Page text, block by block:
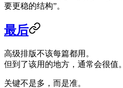
要更稳的结构”。
最后
高级排版不该每篇都用。
但到了该用的地方，通常会很值。
关键不是多，而是准。